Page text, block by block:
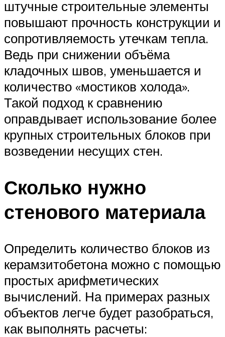
штучные строительные элементы
повышают прочность конструкции и
сопротивляемость утечкам тепла.
Ведь при снижении объёма
кладочных швов, уменьшается и
количество «мостиков холода».
Такой подход к сравнению
оправдывает использование более
крупных строительных блоков при
возведении несущих стен.
Сколько нужно
стенового материала
Определить количество блоков из
керамзитобетона можно с помощью
простых арифметических
вычислений. На примерах разных
объектов легче будет разобраться,
как выполнять расчеты: